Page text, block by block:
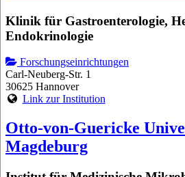
Klinik für Gastroenterologie,
Endokrinologie
Forschungseinrichtungen
Carl-Neuberg-Str. 1
30625 Hannover
Link zur Institution
Otto-von-Guericke
Magdeburg